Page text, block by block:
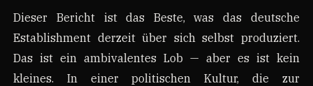
Dieser Bericht ist das Beste, was das deutsche
Establishment derzeit über sich selbst produziert.
Das ist ein ambivalentes Lob — aber es ist kein
kleines. In einer politischen Kultur, die zur